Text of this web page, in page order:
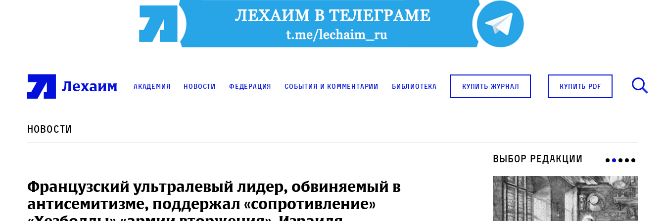
Лехаим Академия Новости Федерация События и комментарии Библиотека купить журнал купить pdf
Новости
Французский ультралевый лидер, обвиняемый в
антисемитизме, поддержал «сопротивление»
Выбор редакции